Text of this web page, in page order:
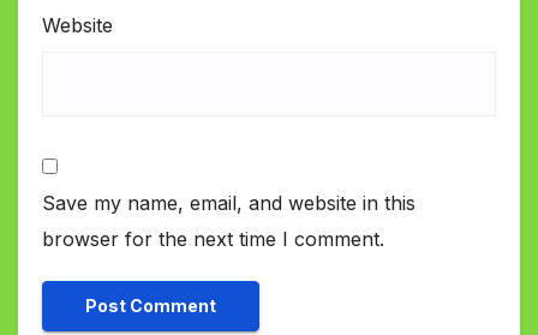
Website
Save my name, email, and website in this
browser for the next time I comment.